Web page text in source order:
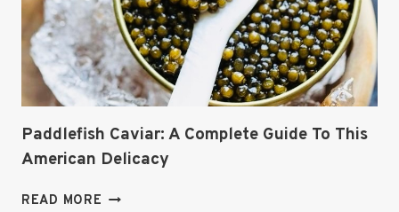
Paddlefish Caviar: A Complete Guide To This
American Delicacy
READ MORE PADDLEFISH